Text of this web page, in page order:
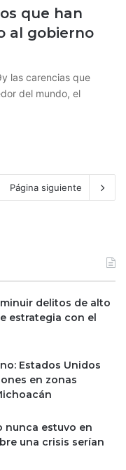
que han
al gobierno
las carencias que
del mundo, el
Página siguiente
delitos de alto
estrategia con el
Estados Unidos
en zonas
nunca estuvo en
una crisis serían